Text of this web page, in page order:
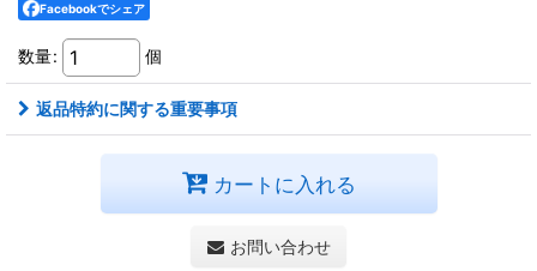
Facebookでシェア
数量: 個
返品特約に関する重要事項
カートに入れる
お問い合わせ